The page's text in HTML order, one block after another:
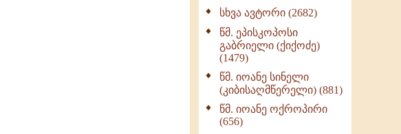
სულიერი ცხოვრების
სახელმძღვანელო -
ნაწილი II (369)
ღმერთი და ადამიანები
(287)
ბერის დიადემა (278)
მონაზვნური
გამოცდილების
სხვა ავტორი (2682)
წმ. ეპისკოპოსი
გაბრიელი (ქიქოძე)
(1479)
წმ. იოანე სინელი
(კიბისაღმწერელი) (881)
წმ. იოანე ოქროპირი
(656)